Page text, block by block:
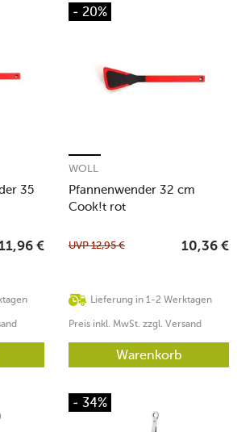
35
11,96 €
- 20%
Pfannenwender 32 cm
Cook!t rot
WOLL
Lieferung in 1-2 Werktagen
UVP12,95 € 10,36 €
Preis inkl. MwSt. zzgl. Versand
Warenkorb
- 34%